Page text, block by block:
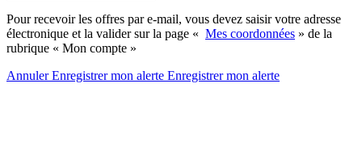
Pour recevoir les offres par e-mail, vous devez saisir votre adresse
électronique et la valider sur la page « Mes coordonnées » de la
rubrique « Mon compte »
AnnulerEnregistrer mon alerte Enregistrermon alerte